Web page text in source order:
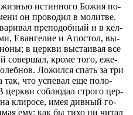
ис­тин­но­го Бо­жия по­
он про­во­дил в мо­лит­ве.
пре­по­доб­ный и в кел­
Еван­ге­лие и Апо­стол, вы­
в церк­ви вы­ста­и­вая все
со­вер­шал, кро­ме то­го, еже­
Ло­жил­ся спать за три
так, что успе­вал еще по­ло­
церк­ви со­блю­дал стро­го цер­
кли­ро­се, имея див­ный го­
ему: как бы ти­хо ни чи­тал